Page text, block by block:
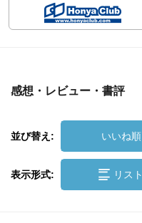
感想・レビュー・書評
並び替え: いいね順
表示形式: リスト